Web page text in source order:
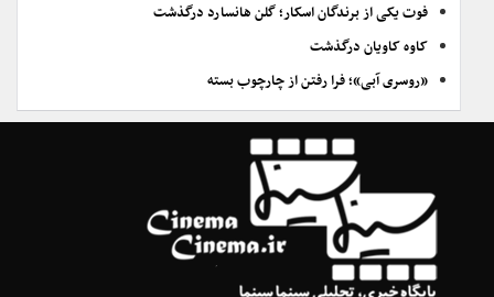
فوت یکی از برندگان اسکار؛ گلن هانسارد درگذشت
کاوه کاویان درگذشت
«روسری آبی»؛ فرا رفتن از چارچوب بسته